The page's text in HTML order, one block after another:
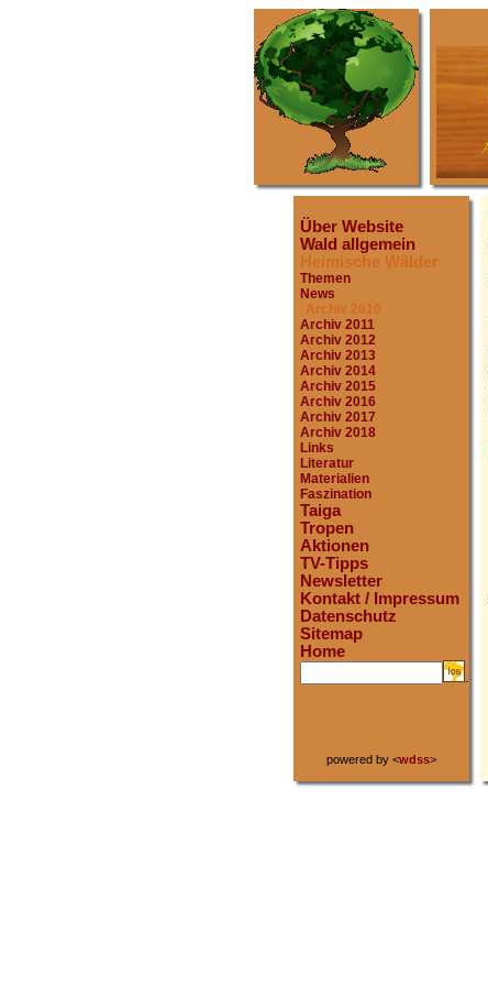
Über Website
Wald allgemein
Heimische Wälder
Themen
News
Archiv 2010
Archiv 2011
Archiv 2012
Archiv 2013
Archiv 2014
Archiv 2015
Archiv 2016
Archiv 2017
Archiv 2018
Links
Literatur
Materialien
Faszination
Taiga
Tropen
Aktionen
TV-Tipps
Newsletter
Kontakt / Impressum
Datenschutz
Sitemap
Home
.
powered by <wdss>